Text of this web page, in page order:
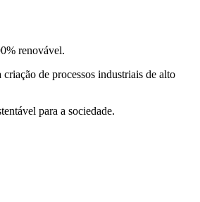
renovável.
de processos industriais de alto
para a sociedade.